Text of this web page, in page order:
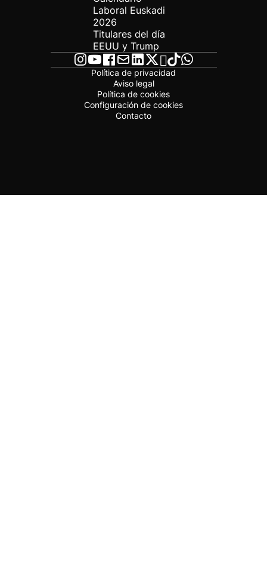
Laboral Euskadi
2026
Titulares del día
EEUU y Trump
Política de privacidad
Aviso legal
Política de cookies
Configuración de cookies
Contacto